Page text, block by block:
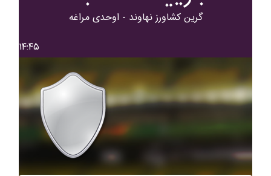
گرين کشاورز نهاوند - اوحدی مراغه
۱۴:۴۵